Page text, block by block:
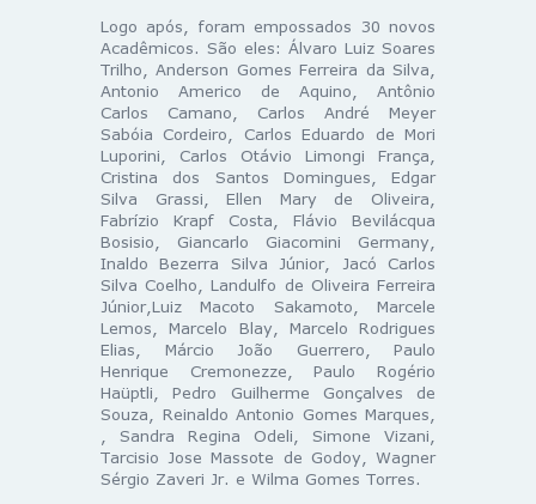
Logo após, foram empossados 30 novos
Acadêmicos. São eles: Álvaro Luiz Soares
Trilho, Anderson Gomes Ferreira da Silva,
Antonio Americo de Aquino, Antônio
Carlos Camano, Carlos André Meyer
Sabóia Cordeiro, Carlos Eduardo de Mori
Luporini, Carlos Otávio Limongi França,
Cristina dos Santos Domingues, Edgar
Silva Grassi, Ellen Mary de Oliveira,
Fabrízio Krapf Costa, Flávio Bevilácqua
Bosisio, Giancarlo Giacomini Germany,
Inaldo Bezerra Silva Júnior, Jacó Carlos
Silva Coelho, Landulfo de Oliveira Ferreira
Júnior,Luiz Macoto Sakamoto, Marcele
Lemos, Marcelo Blay, Marcelo Rodrigues
Elias, Márcio João Guerrero, Paulo
Henrique Cremonezze, Paulo Rogério
Haüptli, Pedro Guilherme Gonçalves de
Souza, Reinaldo Antonio Gomes Marques,
, Sandra Regina Odeli, Simone Vizani,
Tarcisio Jose Massote de Godoy, Wagner
Sérgio Zaveri Jr. e Wilma Gomes Torres.